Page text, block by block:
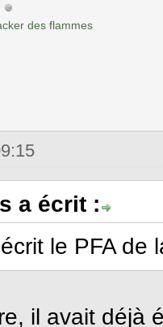
des flammes
a écrit :
le PFA de
il avait déjà